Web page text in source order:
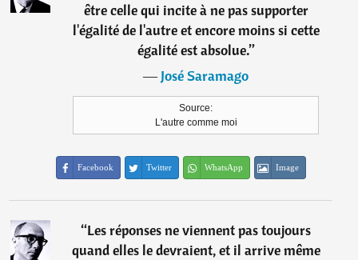
être celle qui incite à ne pas supporter
l'égalité de l'autre et encore moins si cette
égalité est absolue.”
―José Saramago
Source:
L'autre comme moi
Facebook Twitter WhatsApp Image
“Les réponses ne viennent pas toujours
quand elles le devraient, et il arrive même